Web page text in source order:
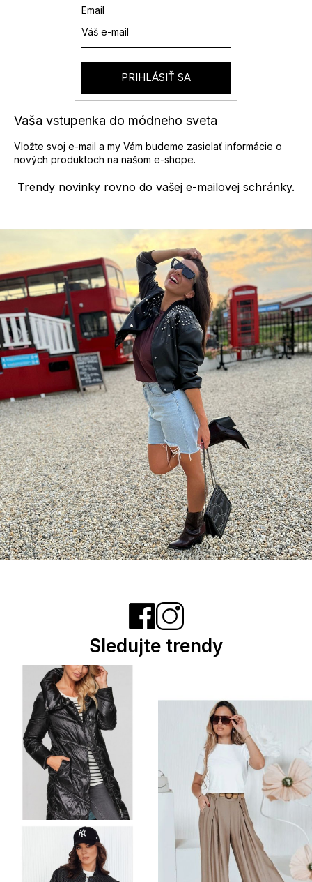
Trendy novinky rovno do vašej e-mailovej schránky.
Vaša vstupenka do módneho sveta
Vložte svoj e-mail a my Vám budeme zasielať informácie o
nových produktoch na našom e-shope.
Email
PRIHLÁSIŤ SA